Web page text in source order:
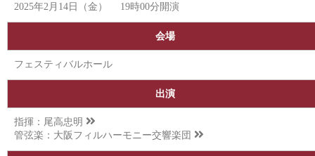
2025年2月14日（金） 19時00分開演
会場
フェスティバルホール
出演
指揮： 尾高忠明
管弦楽： 大阪フィルハーモニー交響楽団